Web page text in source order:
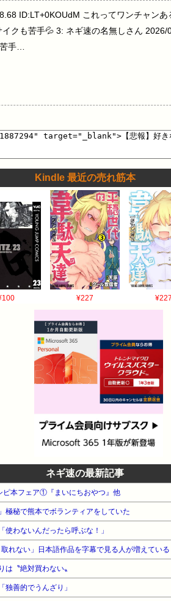
ID:LT+0KOUdM これってワンチャン
クも苦手💦 3: ネギ速の名無しさん
手…
Kindle 最近の売れ筋本
¥227 ¥227
ネギ速の最新記事
ピ本フェア①『まいにちおやつ』他
極秘で熊本でボランティアをしていた
使わないんだったら呼ぶな！」
れない」日本語作品を字幕で見る人が増えている
は〝絶対買わない〟
独善的でうんざり」